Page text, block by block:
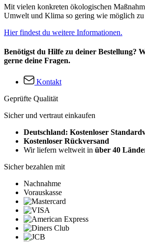
Mit vielen konkreten ökologischen
Umwelt und Klima so gering wie möglich zu
Hier findest du weitere Informationen.
Benötigst du Hilfe zu deiner Bestellung?
gerne deine Fragen.
Kontakt
Geprüfte Qualität
Sicher und vertraut einkaufen
Deutschland: Kostenloser
Kostenloser Rückversand
Wir liefern weltweit in über 40
Sicher bezahlen mit
Nachnahme
Vorauskasse